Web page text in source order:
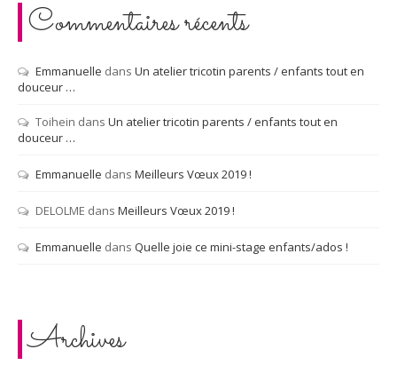
Commentaires récents
Emmanuelle dans Un atelier tricotin parents / enfants tout en
douceur …
Toihein dans Un atelier tricotin parents / enfants tout en
douceur …
Emmanuelle dans Meilleurs Vœux 2019 !
DELOLME dans Meilleurs Vœux 2019 !
Emmanuelle dans Quelle joie ce mini-stage enfants/ados !
Archives